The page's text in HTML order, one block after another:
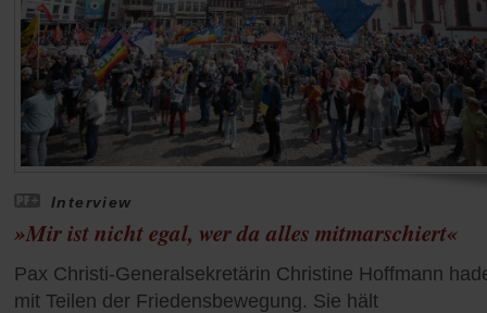
Interview
»Mir ist nicht egal, wer da alles mitmarschiert«
Pax Christi-Generalsekretärin Christine Hoffmann
mit Teilen der Friedensbewegung. Sie hält